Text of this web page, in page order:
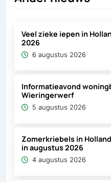
Veel zieke iepen in
2026
6 augustus 2026
Informatieavond
Wieringerwerf
5 augustus 2026
Zomerkriebels in
in augustus 2026
4 augustus 2026